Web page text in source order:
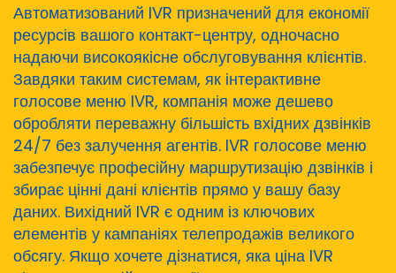
Автоматизований IVR призначений для економії
ресурсів вашого контакт-центру, одночасно
надаючи високоякісне обслуговування клієнтів.
Завдяки таким системам, як інтерактивне
голосове меню IVR, компанія може дешево
обробляти переважну більшість вхідних дзвінків
24/7 без залучення агентів. IVR голосове меню
забезпечує професійну маршрутизацію дзвінків і
збирає цінні дані клієнтів прямо у вашу базу
даних. Вихідний IVR є одним із ключових
елементів у кампаніях телепродажів великого
обсягу. Якщо хочете дізнатися, яка ціна IVR